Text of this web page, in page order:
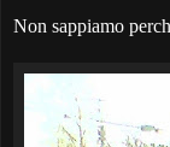
Non sappiamo